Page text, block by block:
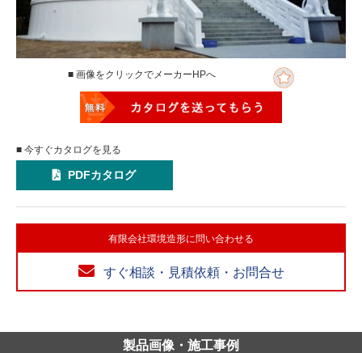
■ 画像をクリックでメーカーHPへ
■ 今すぐカタログを見る
PDFカタログ
有限会社環境造形に問い合わせる
すぐ相談・見積依頼・お問合せ
製品画像・施工事例